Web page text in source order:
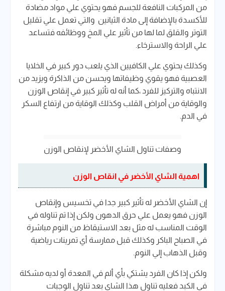
من المركبات النافعة للجسم فهو يحتوي علي مواد مضادة
للأكسدة بالإضافة إلى مادة الثيانين والتي تعمل علي تقليل
التوتر والقلق لما لها من تأثير علي المخ ووظائفه فتساعد
علي الراحة والاسترخاء.
وكذلك يحتوي علي الكافيين الذي يلعب دور كبير في الخلايا
العصبية فهو يقوي وظيفاتها ويحسن من الذاكرة ويزيد من
الانتباه والتركيز للفرد ،كما أنه له تأثير كبير في إنقاص الوزن
والوقاية من أمراض القلب وكذلك الوقاية من ارتفاع السكر
في الدم.
وصفات تناول الشاي الأخضر لإنقاص الوزن
اهمية الشاي الأخضر في انقاص الوزن
إن الشاي الأخضر له تأثير كبير جدا في تخسيس وإنقاص
الوزن فهو يعمل علي حرق الدهون ولكن إذا تم تناوله في
الوقت المناسب له مثل بعد الاستيقاظ من النوم مباشرة
في الصباح الباكر وكذلك قبل ممارسة أي تمرينات رياضية
وقبل الذهاب إلي النوم.
ولكن إذا كان الفرد يشتكي بأي ألم في المعدة أو لديه مشكلة
في الكبد فعليه تناول هذا الشاي بعد تناول الوجبات